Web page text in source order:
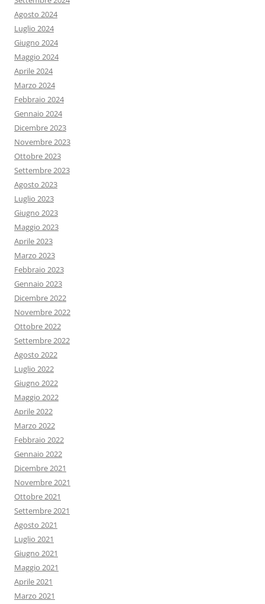
Agosto 2024
Luglio 2024
Giugno 2024
Maggio 2024
Aprile 2024
Marzo 2024
Febbraio 2024
Gennaio 2024
Dicembre 2023
Novembre 2023
Ottobre 2023
Settembre 2023
Agosto 2023
Luglio 2023
Giugno 2023
Maggio 2023
Aprile 2023
Marzo 2023
Febbraio 2023
Gennaio 2023
Dicembre 2022
Novembre 2022
Ottobre 2022
Settembre 2022
Agosto 2022
Luglio 2022
Giugno 2022
Maggio 2022
Aprile 2022
Marzo 2022
Febbraio 2022
Gennaio 2022
Dicembre 2021
Novembre 2021
Ottobre 2021
Settembre 2021
Agosto 2021
Luglio 2021
Giugno 2021
Maggio 2021
Aprile 2021
Marzo 2021